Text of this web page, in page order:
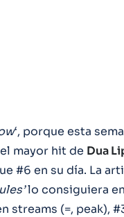
‘, porque esta
mayor hit de Dua
#6 en su día. La
lo consiguiera
streams (=, peak),